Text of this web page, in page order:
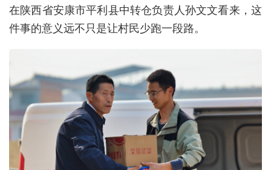
在陕西省安康市平利县中转仓负责人孙文文看来，这
件事的意义远不只是让村民少跑一段路。